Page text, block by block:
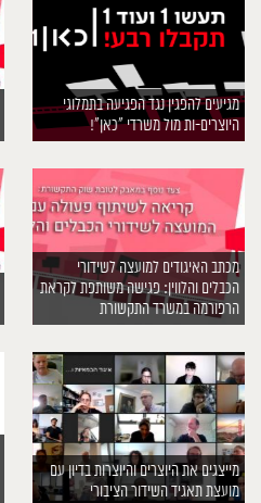
מגיעים להפגין נגד הפגיעה בתמלוגי
היוצרים-ות מול משרדי ״כאן״!
מכתב האיגודים למועצה לשידורי
הכבלים והלווין: פגישה משותפת לקראת
הרפורמה במשרד התקשורת
מייצגים את היוצרים והיוצרות בדיון עם
מועצת תאגיד השידור הציבורי